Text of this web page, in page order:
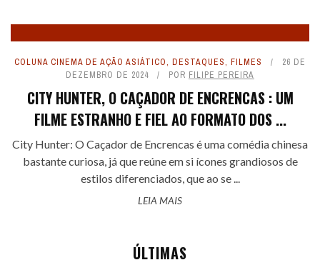
COLUNA CINEMA DE AÇÃO ASIÁTICO, DESTAQUES, FILMES
26 DE
DEZEMBRO DE 2024
POR FILIPE PEREIRA
CITY HUNTER, O CAÇADOR DE ENCRENCAS : UM
FILME ESTRANHO E FIEL AO FORMATO DOS ...
City Hunter: O Caçador de Encrencas é uma comédia chinesa
bastante curiosa, já que reúne em si ícones grandiosos de
estilos diferenciados, que ao se ...
LEIA MAIS
ÚLTIMAS